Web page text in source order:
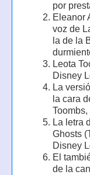
por
Eleanor
voz de
la de la
Leota
Disney
La
la cara
La letra
Ghosts
Disney
El
de la